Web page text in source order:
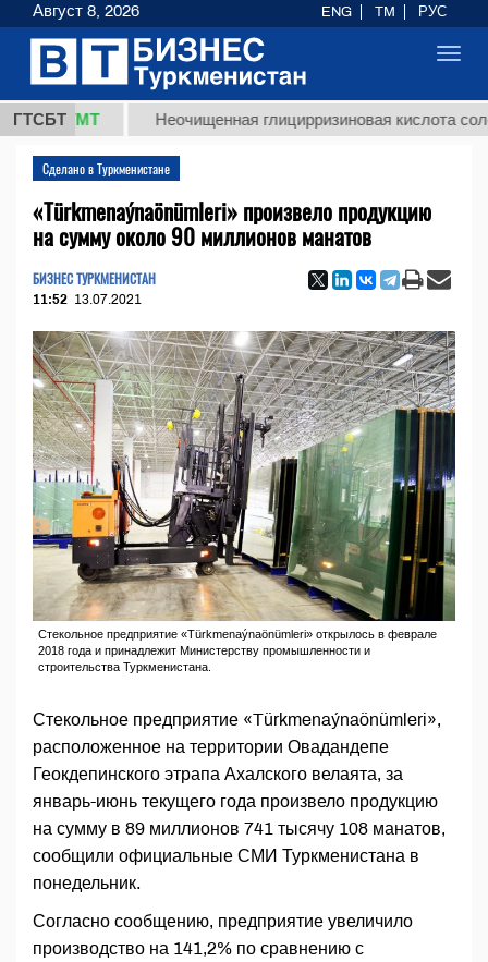
ГТСБТ
ТМТ Неочищенная глицирризиновая кислота
Сделано в Туркменистане
«Türkmenaýnaönümleri» произвело продукцию
на сумму около 90 миллионов манатов
БИЗНЕС ТУРКМЕНИСТАН
11:52 13.07.2021
Стекольное предприятие «Türkmenaýnaönümleri» открылось в феврале
2018 года и принадлежит Министерству промышленности и
строительства Туркменистана.
Стекольное предприятие «Türkmenaýnaönümleri»,
расположенное на территории Овадандепе
Геокдепинского этрапа Ахалского велаята, за
январь-июнь текущего года произвело продукцию
на сумму в 89 миллионов 741 тысячу 108 манатов,
сообщили официальные СМИ Туркменистана в
понедельник.
Согласно сообщению, предприятие увеличило
производство на 141,2% по сравнению с
Август 8, 2026 ENG TM РУС